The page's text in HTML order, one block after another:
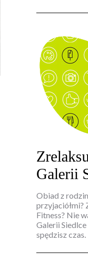
Galerii
Obiad z
przyjaciółmi?
Fitness? Nie
Galerii Siedlce
spędzisz czas.